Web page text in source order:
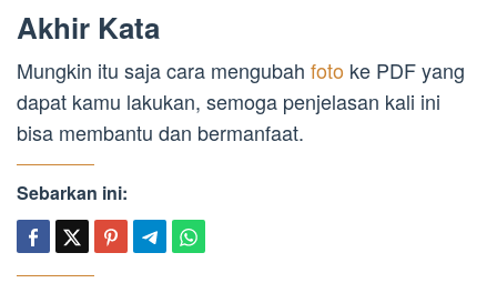
Akhir Kata
Mungkin itu saja cara mengubah foto ke PDF yang
dapat kamu lakukan, semoga penjelasan kali ini
bisa membantu dan bermanfaat.
Sebarkan ini: